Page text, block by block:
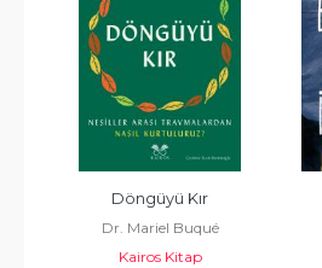
Döngüyü Kır
Dr. Mariel Buqué
Kairos Kitap